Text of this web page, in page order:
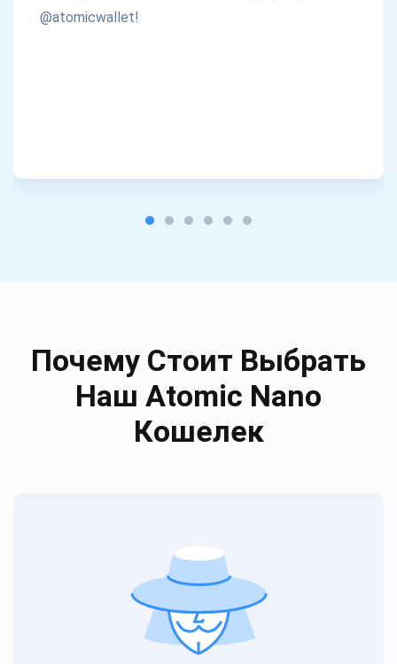
@atomicwallet!
Почему Стоит Выбрать
Наш Atomic Nano
Кошелек